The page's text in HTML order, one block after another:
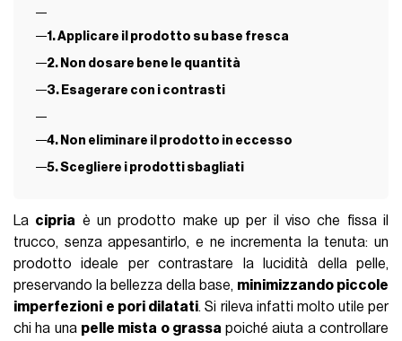
1. Applicare il prodotto su base fresca
2. Non dosare bene le quantità
3. Esagerare con i contrasti
4. Non eliminare il prodotto in eccesso
5. Scegliere i prodotti sbagliati
La cipria è un prodotto make up per il viso che fissa il
trucco, senza appesantirlo, e ne incrementa la tenuta: un
prodotto ideale per contrastare la lucidità della pelle,
preservando la bellezza della base, minimizzando piccole
imperfezioni e pori dilatati. Si rileva infatti molto utile per
chi ha una pelle mista o grassa poiché aiuta a controllare